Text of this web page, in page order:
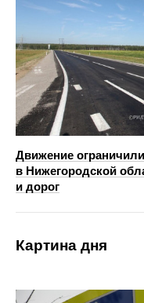
Движение
в Нижегородской
и дорог
Картина дня